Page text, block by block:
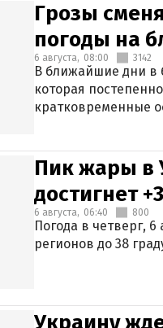
Грозы
погоды на
6 августа, 08:00 3142
В ближайшие дни в
которая
кратковременные
Пик жары в
достигнет
6 августа, 06:40 800
Погода в четверг,
регионов до 38
Украину